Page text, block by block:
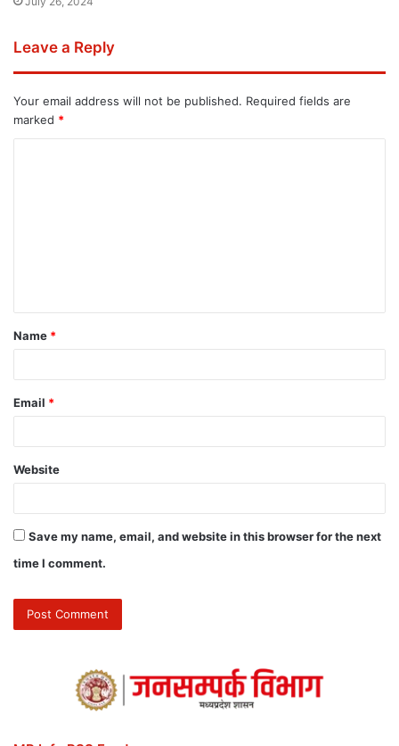
Leave a Reply
Your email address will not be published. Required fields are
marked *
Name *
Email *
Website
Save my name, email, and website in this browser for the next
time I comment.